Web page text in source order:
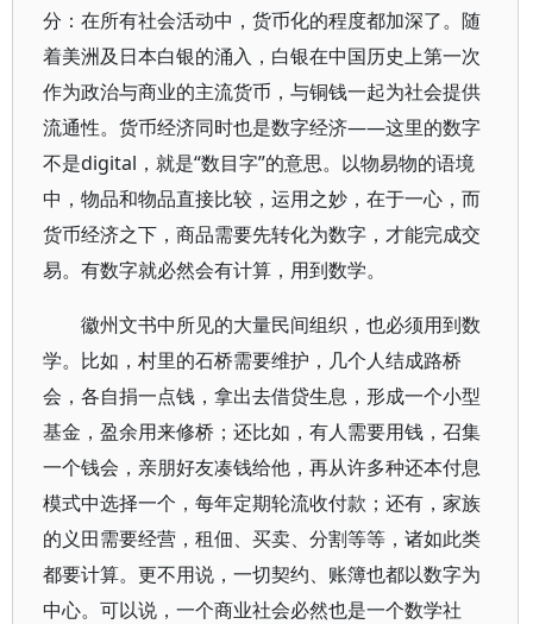
分：在所有社会活动中，货币化的程度都加深了。随
着美洲及日本白银的涌入，白银在中国历史上第一次
作为政治与商业的主流货币，与铜钱一起为社会提供
流通性。货币经济同时也是数字经济——这里的数字
不是digital，就是“数目字”的意思。以物易物的语境
中，物品和物品直接比较，运用之妙，在于一心，而
货币经济之下，商品需要先转化为数字，才能完成交
易。有数字就必然会有计算，用到数学。
徽州文书中所见的大量民间组织，也必须用到数
学。比如，村里的石桥需要维护，几个人结成路桥
会，各自捐一点钱，拿出去借贷生息，形成一个小型
基金，盈余用来修桥；还比如，有人需要用钱，召集
一个钱会，亲朋好友凑钱给他，再从许多种还本付息
模式中选择一个，每年定期轮流收付款；还有，家族
的义田需要经营，租佃、买卖、分割等等，诸如此类
都要计算。更不用说，一切契约、账簿也都以数字为
中心。可以说，一个商业社会必然也是一个数学社